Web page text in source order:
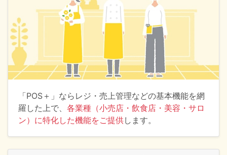
「POS＋」ならレジ・売上管理などの基本機能を網
羅した上で、 各業種（小売店・飲食店・美容・サロ
ン）に特化した機能をご提供します。